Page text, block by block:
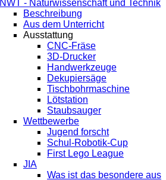
NWT - Naturwissenschaft und Technik
Beschreibung
Aus dem Unterricht
Ausstattung
CNC-Fräse
3D-Drucker
Handwerkzeuge
Dekupiersäge
Tischbohrmaschine
Lötstation
Staubsauger
Wettbewerbe
Jugend forscht
Schul-Robotik-Cup
First Lego League
JIA
Was ist das besondere aus